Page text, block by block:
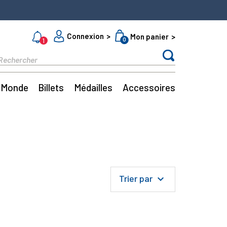
1
Connexion 0 Mon panier
Monde Billets Médailles Accessoires
Trier par keyboard_arrow_down